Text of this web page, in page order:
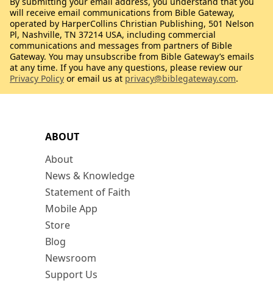
ABOUT
About
News & Knowledge
Statement of Faith
Mobile App
Store
Blog
Newsroom
Support Us
will receive email communications from Bible Gateway,
operated by HarperCollins Christian Publishing, 501 Nelson
Pl, Nashville, TN 37214 USA, including commercial
communications and messages from partners of Bible
Gateway. You may unsubscribe from Bible Gateway’s emails
at any time. If you have any questions, please review our
Privacy Policy or email us at privacy@biblegateway.com.